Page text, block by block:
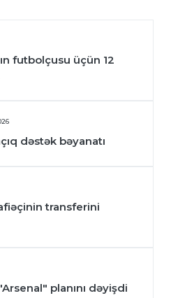
futbolçusu üçün 12
dəstək bəyanatı
transferini
planını dəyişdi